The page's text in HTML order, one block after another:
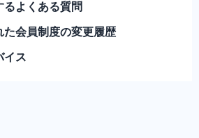
るよくある質問
た会員制度の変更履歴
イス